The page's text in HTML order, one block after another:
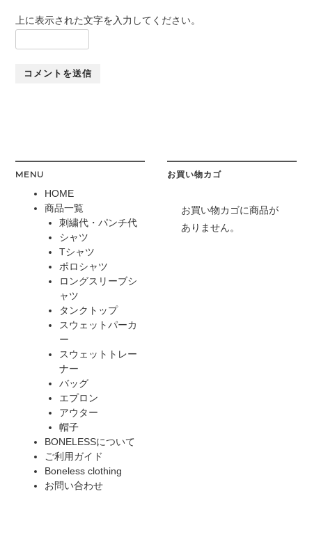
上に表示された文字を入力してください。
MENU
HOME
商品一覧
刺繍代・パンチ代
シャツ
Tシャツ
ポロシャツ
ロングスリーブシ
ャツ
タンクトップ
スウェットパーカ
ー
スウェットトレー
ナー
バッグ
エプロン
アウター
帽子
BONELESSについて
ご利用ガイド
Boneless clothing
お問い合わせ
お買い物カゴ
お買い物カゴに商品が
ありません。